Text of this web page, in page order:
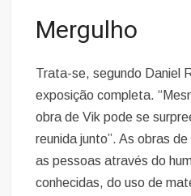
Mergulho
Trata-se, segundo Daniel
exposição completa.
obra de Vik pode se
reunida junto”. As obras
as pessoas através do
conhecidas, do uso de